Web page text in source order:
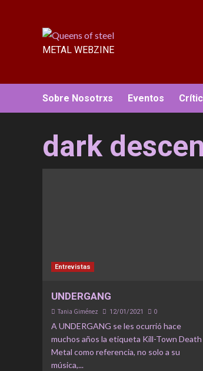
METAL WEBZINE
Sobre Nosotrxs Eventos
dark
Entrevistas
UNDERGANG
Tania Giménez 12/01/2021 0
A UNDERGANG se les ocurrió hace
muchos años la etiqueta Kill-Town Death
Metal como referencia, no solo a su
música,...